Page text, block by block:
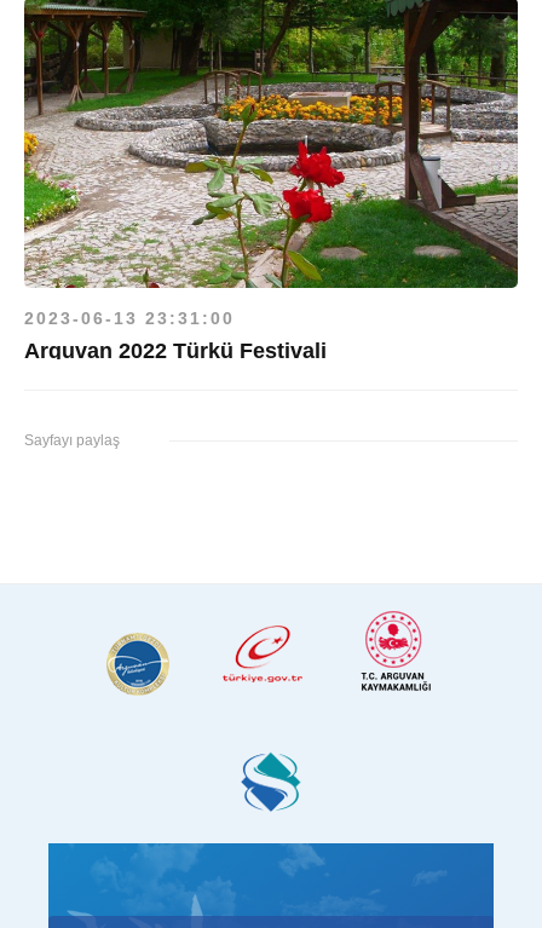
2023-06-13 23:31:00
Arguvan 2022 Türkü Festivali
Sayfayı paylaş